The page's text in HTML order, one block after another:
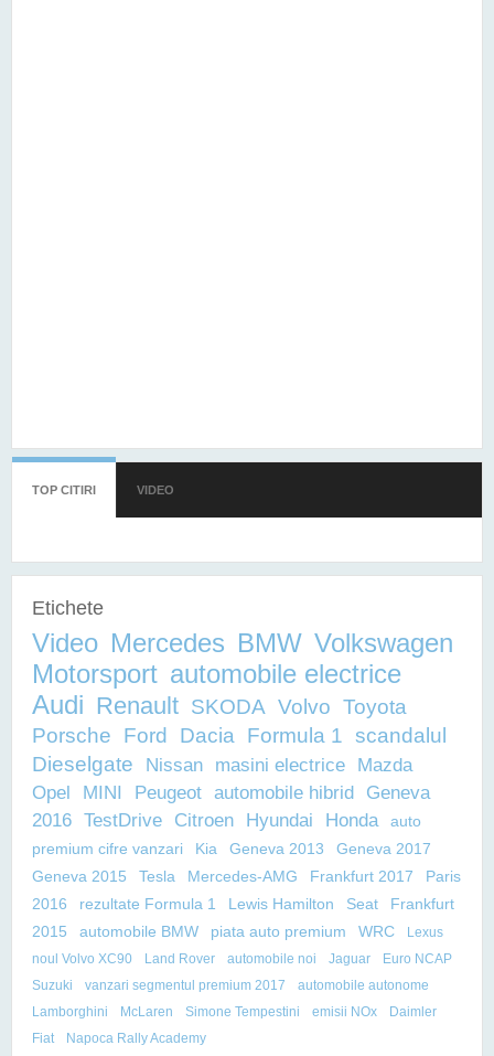
TOP CITIRI (TAB ACTIV)
VIDEO
Etichete
Video Mercedes BMW Volkswagen
Motorsport automobile electrice
Audi Renault SKODA Volvo Toyota
Porsche
Ford Dacia Formula 1 scandalul
Dieselgate
Nissan masini electrice
Mazda
Opel
MINI Peugeot automobile hibrid
Geneva
2016 TestDrive Citroen Hyundai Honda
auto
premium cifre vanzari
Kia Geneva 2013
Geneva 2017
Geneva 2015
Tesla Mercedes-AMG Frankfurt 2017
Paris
2016
rezultate Formula 1 Lewis Hamilton Seat
Frankfurt
2015
automobile BMW piata auto premium WRC
Lexus
noul Volvo XC90
Land Rover automobile noi Jaguar
Euro NCAP
Suzuki
vanzari segmentul premium 2017
automobile autonome
Lamborghini
McLaren Simone Tempestini emisii NOx
Daimler
Fiat
Napoca Rally Academy